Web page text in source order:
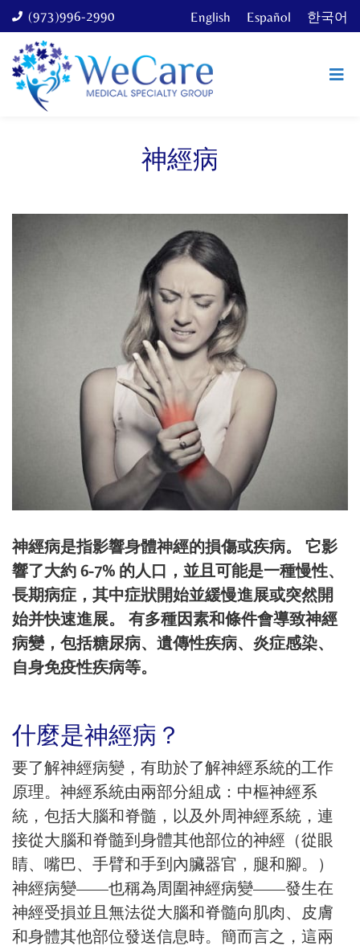
(973)996-2990 English Español 한국어
神經病
神經病是指影響身體神經的損傷或疾病。 它影
響了大約 6-7% 的人口，並且可能是一種慢性、
長期病症，其中症狀開始並緩慢進展或突然開
始并快速進展。 有多種因素和條件會導致神經
病變，包括糖尿病、遺傳性疾病、炎症感染、
自身免疫性疾病等。
什麼是神經病？
要了解神經病變，有助於了解神經系統的工作
原理。神經系統由兩部分組成：中樞神經系
統，包括大腦和脊髓，以及外周神經系統，連
接從大腦和脊髓到身體其他部位的神經（從眼
睛、嘴巴、手臂和手到內臟器官，腿和腳。）
神經病變——也稱為周圍神經病變——發生在
神經受損並且無法從大腦和脊髓向肌肉、皮膚
和身體其他部位發送信息時。簡而言之，這兩